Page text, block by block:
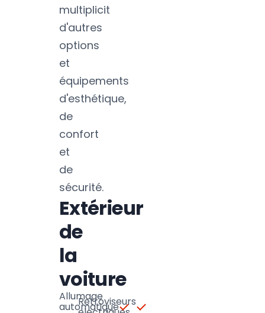
multiplicit
d'autres
options
et
équipements
d'esthétique,
de
confort
et
de
sécurité.
Extérieur
de
la
voiture
Allumage
automatique
Retroviseurs